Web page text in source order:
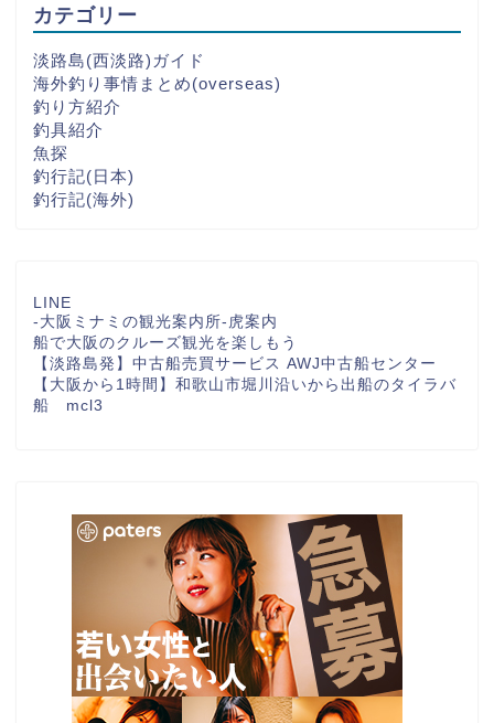
カテゴリー
淡路島(西淡路)ガイド
海外釣り事情まとめ(overseas)
釣り方紹介
釣具紹介
魚探
釣行記(日本)
釣行記(海外)
LINE
-大阪ミナミの観光案内所-虎案内
船で大阪のクルーズ観光を楽しもう
【淡路島発】中古船売買サービス AWJ中古船センター
【大阪から1時間】和歌山市堀川沿いから出船のタイラバ
船 mcl3